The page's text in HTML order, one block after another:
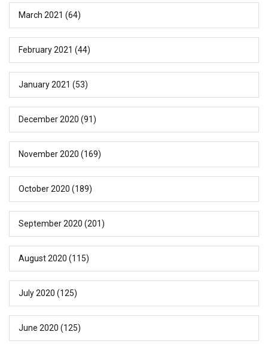
March 2021 (64)
February 2021 (44)
January 2021 (53)
December 2020 (91)
November 2020 (169)
October 2020 (189)
September 2020 (201)
August 2020 (115)
July 2020 (125)
June 2020 (125)